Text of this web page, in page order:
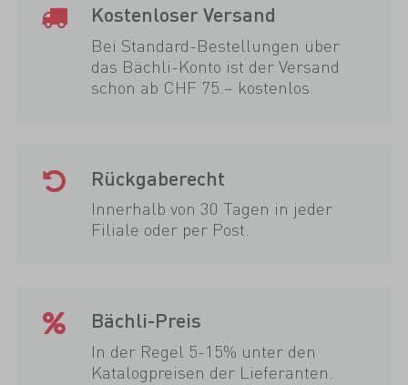
Kostenloser Versand
Bei Standard-Bestellungen über
das Bächli-Konto ist der Versand
schon ab CHF 75.– kostenlos.
Rückgaberecht
Innerhalb von 30 Tagen in jeder
Filiale oder per Post.
Bächli-Preis
In der Regel 5-15% unter den
Katalogpreisen der Lieferanten.